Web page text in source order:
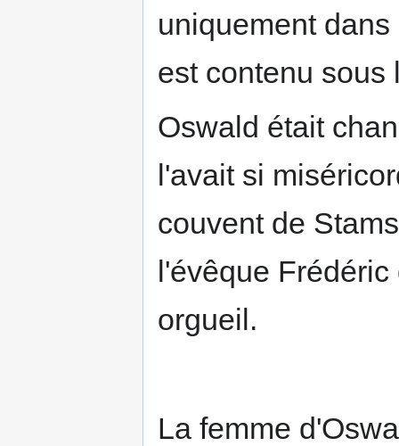
uniquement
est contenu sous
Oswald était
l'avait si
couvent de
l'évêque
orgueil.
La femme